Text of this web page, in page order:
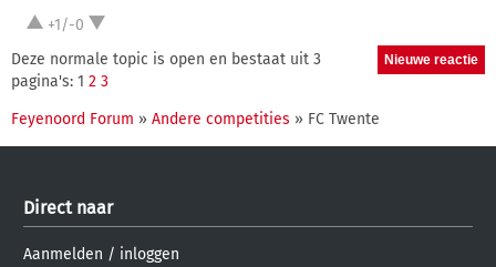
+1/-0
Deze normale topic is open en bestaat uit 3
pagina's: 1 2 3
Feyenoord Forum » Andere competities » FC Twente
Direct naar
Aanmelden / inloggen